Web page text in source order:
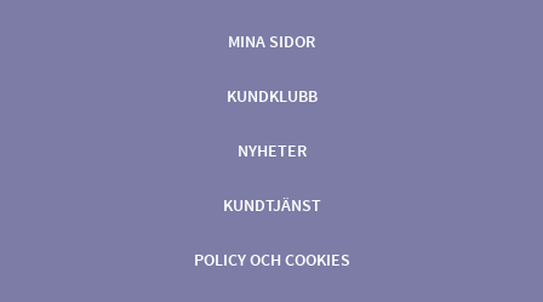
MINA SIDOR
KUNDKLUBB
NYHETER
KUNDTJÄNST
POLICY OCH COOKIES